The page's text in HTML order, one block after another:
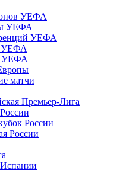
УЕФА
УЕФА
УЕФА
УЕФА
УЕФА
матчи
Премьер-Лига
России
России